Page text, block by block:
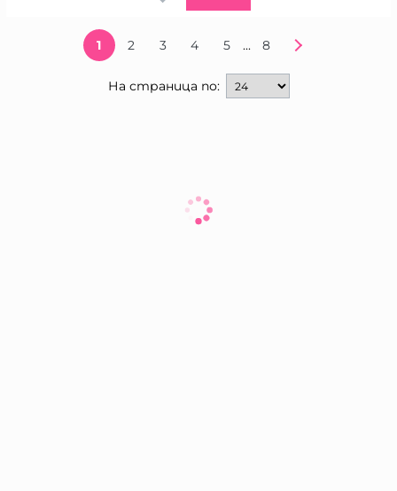
1 2 3 4 5 ... 8
На страница по: